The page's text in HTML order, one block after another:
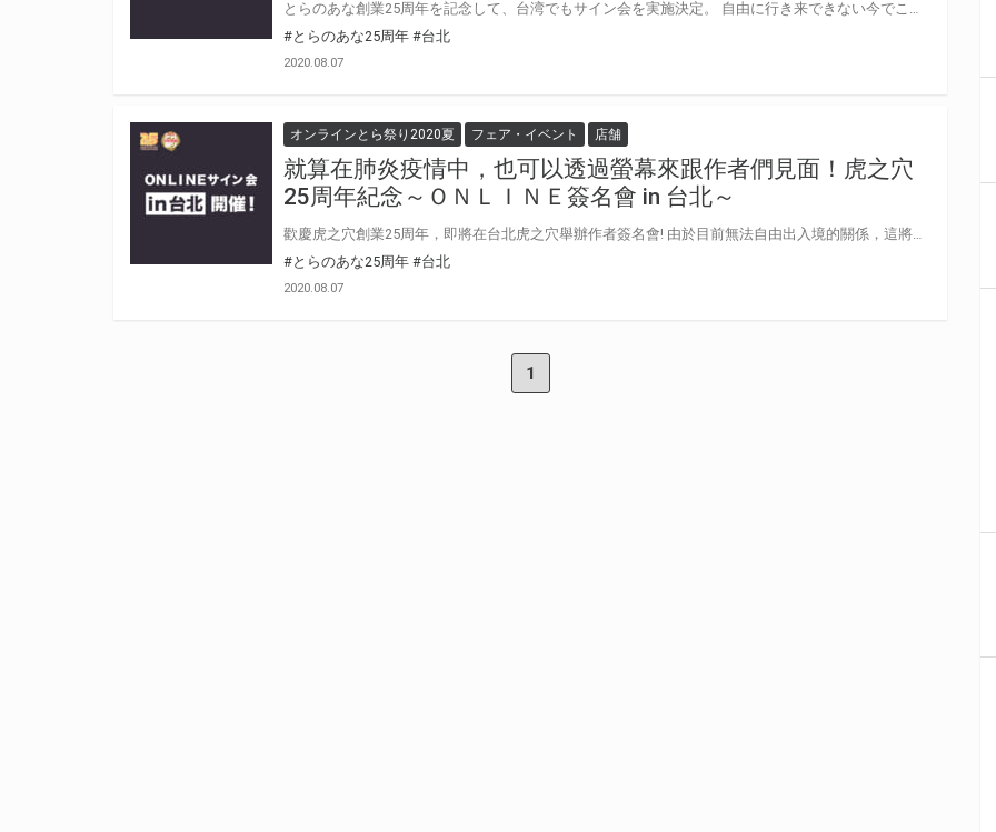
#とらのあな25周年 #台北
2020.08.07
オンラインとら祭り2020夏 フェア・イベント 店舗
就算在肺炎疫情中，也可以透過螢幕來跟作者們見面！虎之穴
25周年紀念～ＯＮＬＩＮＥ簽名會 in 台北～
#とらのあな25周年 #台北
2020.08.07
1